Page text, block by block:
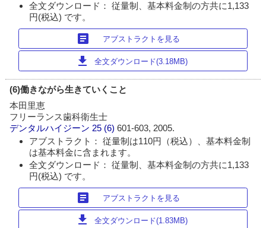
全文ダウンロード： 従量制、基本料金制の方共に1,133
円(税込) です。
article アブストラクトを見る
download 全文ダウンロード(3.18MB)
(6)働きながら生きていくこと
本田里恵
フリーランス歯科衛生士
デンタルハイジーン 25 (6)601-603, 2005.
アブストラクト： 従量制は110円（税込）、基本料金制
は基本料金に含まれます。
全文ダウンロード： 従量制、基本料金制の方共に1,133
円(税込) です。
article アブストラクトを見る
download 全文ダウンロード(1.83MB)